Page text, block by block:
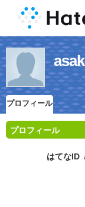
プロフィール
プロフィール
はてなID